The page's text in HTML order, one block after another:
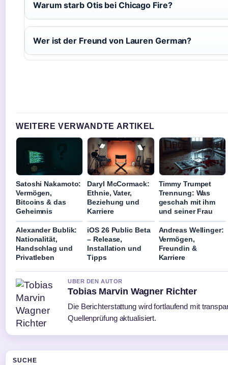
Warum starb Otis bei Chicago Fire?
Wer ist der Freund von Lauren German?
WEITERE VERWANDTE ARTIKEL
Satoshi Nakamoto:
Vermögen,
Bitcoins & das
Geheimnis
Daryl McCormack:
Ethnie, Vater,
Beziehung und
Karriere
Timmy Trumpet
Trennung: Was
geschah mit ihm
und seiner Frau
Alexander Bublik:
Nationalität,
Handschlag und
Privatleben
iOS 26 Public Beta
– Release,
Installation und
Tipps
Andreas Wellinger:
Vermögen,
Freundin &
Karriere
UBER DEN AUTOR
Tobias Marvin Wagner Richter
Die Berichterstattung wird fortlaufend mit
Quellenprüfung aktualisiert.
SUCHE